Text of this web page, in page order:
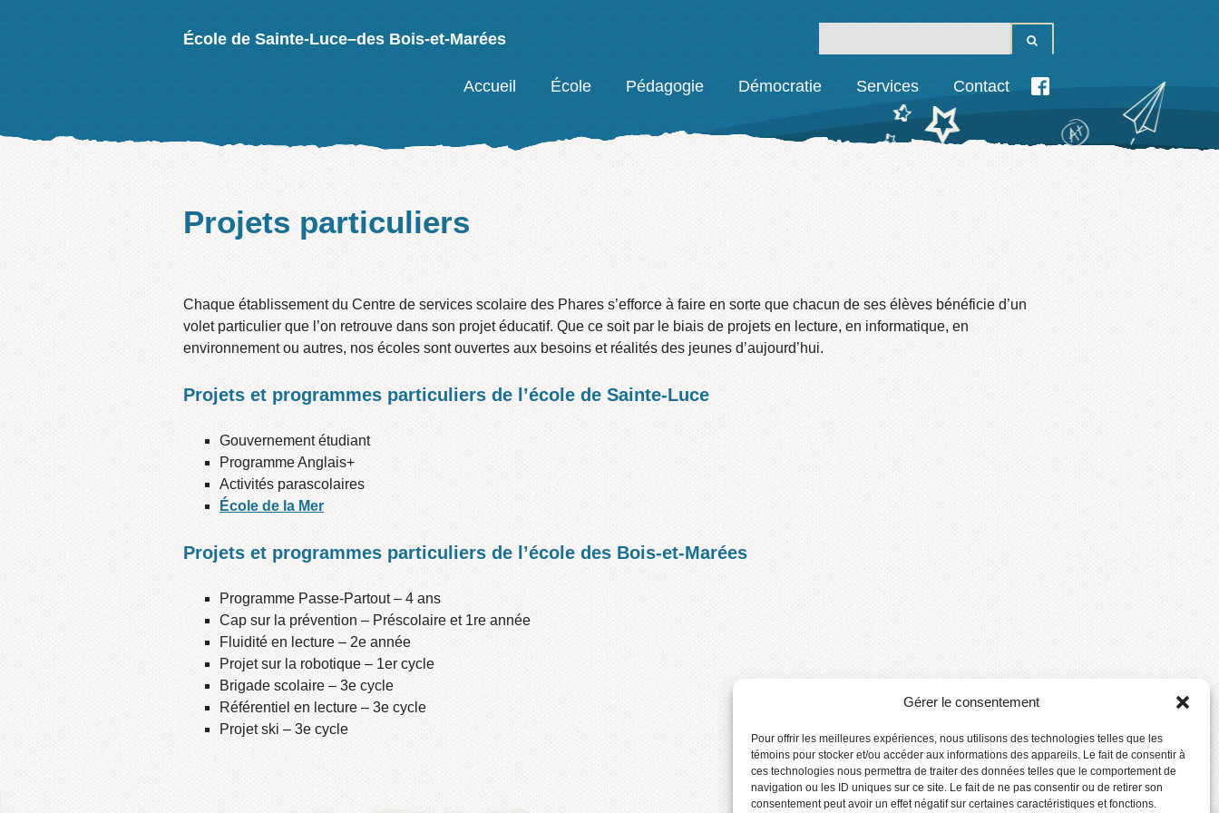
Gérer le consentement
Pour offrir les meilleures expériences, nous utilisons des technologies telles que les
témoins pour stocker et/ou accéder aux informations des appareils. Le fait de consentir à
ces technologies nous permettra de traiter des données telles que le comportement de
navigation ou les ID uniques sur ce site. Le fait de ne pas consentir ou de retirer son
consentement peut avoir un effet négatif sur certaines caractéristiques et fonctions.
École de Sainte-Luce–des Bois-et-Marées
Accueil École Pédagogie Démocratie Services Contact
Facebook
Projets particuliers
Chaque établissement du Centre de services scolaire des Phares s’efforce à faire en sorte que chacun de ses élèves bénéficie d’un
volet particulier que l’on retrouve dans son projet éducatif. Que ce soit par le biais de projets en lecture, en informatique, en
environnement ou autres, nos écoles sont ouvertes aux besoins et réalités des jeunes d’aujourd’hui.
Projets et programmes particuliers de l’école de Sainte-Luce
Gouvernement étudiant
Programme Anglais+
Activités parascolaires
École de la Mer
Projets et programmes particuliers de l’école des Bois-et-Marées
Programme Passe-Partout – 4 ans
Cap sur la prévention – Préscolaire et 1re année
Fluidité en lecture – 2e année
Projet sur la robotique – 1er cycle
Brigade scolaire – 3e cycle
Référentiel en lecture – 3e cycle
Projet ski – 3e cycle